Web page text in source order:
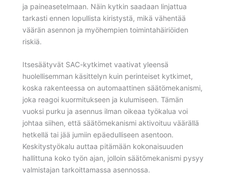
ja paineasetelmaan. Näin kytkin saadaan linjattua
tarkasti ennen lopullista kiristystä, mikä vähentää
väärän asennon ja myöhempien toimintahäiriöiden
riskiä.
Itsesäätyvät SAC-kytkimet vaativat yleensä
huolellisemman käsittelyn kuin perinteiset kytkimet,
koska rakenteessa on automaattinen säätömekanismi,
joka reagoi kuormitukseen ja kulumiseen. Tämän
vuoksi purku ja asennus ilman oikeaa työkalua voi
johtaa siihen, että säätömekanismi aktivoituu väärällä
hetkellä tai jää jumiin epäedulliseen asentoon.
Keskitystyökalu auttaa pitämään kokonaisuuden
hallittuna koko työn ajan, jolloin säätömekanismi pysyy
valmistajan tarkoittamassa asennossa.